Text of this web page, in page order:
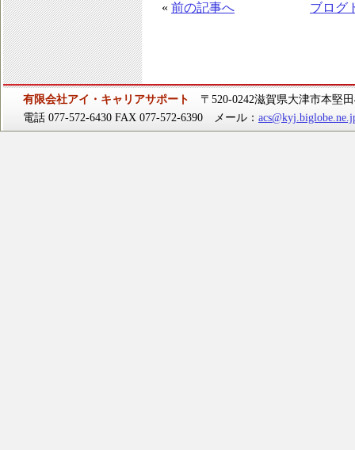
« 前の記事へ ブログ
有限会社アイ・キャリアサポート
〒520-0242滋賀県大津市本堅
電話 077-572-6430 FAX 077-572-6390 メール：